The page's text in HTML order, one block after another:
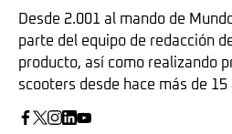
Desde 2.001 al mando de
parte del equipo de redacción
producto, así como realizando
scooters desde hace más de 15